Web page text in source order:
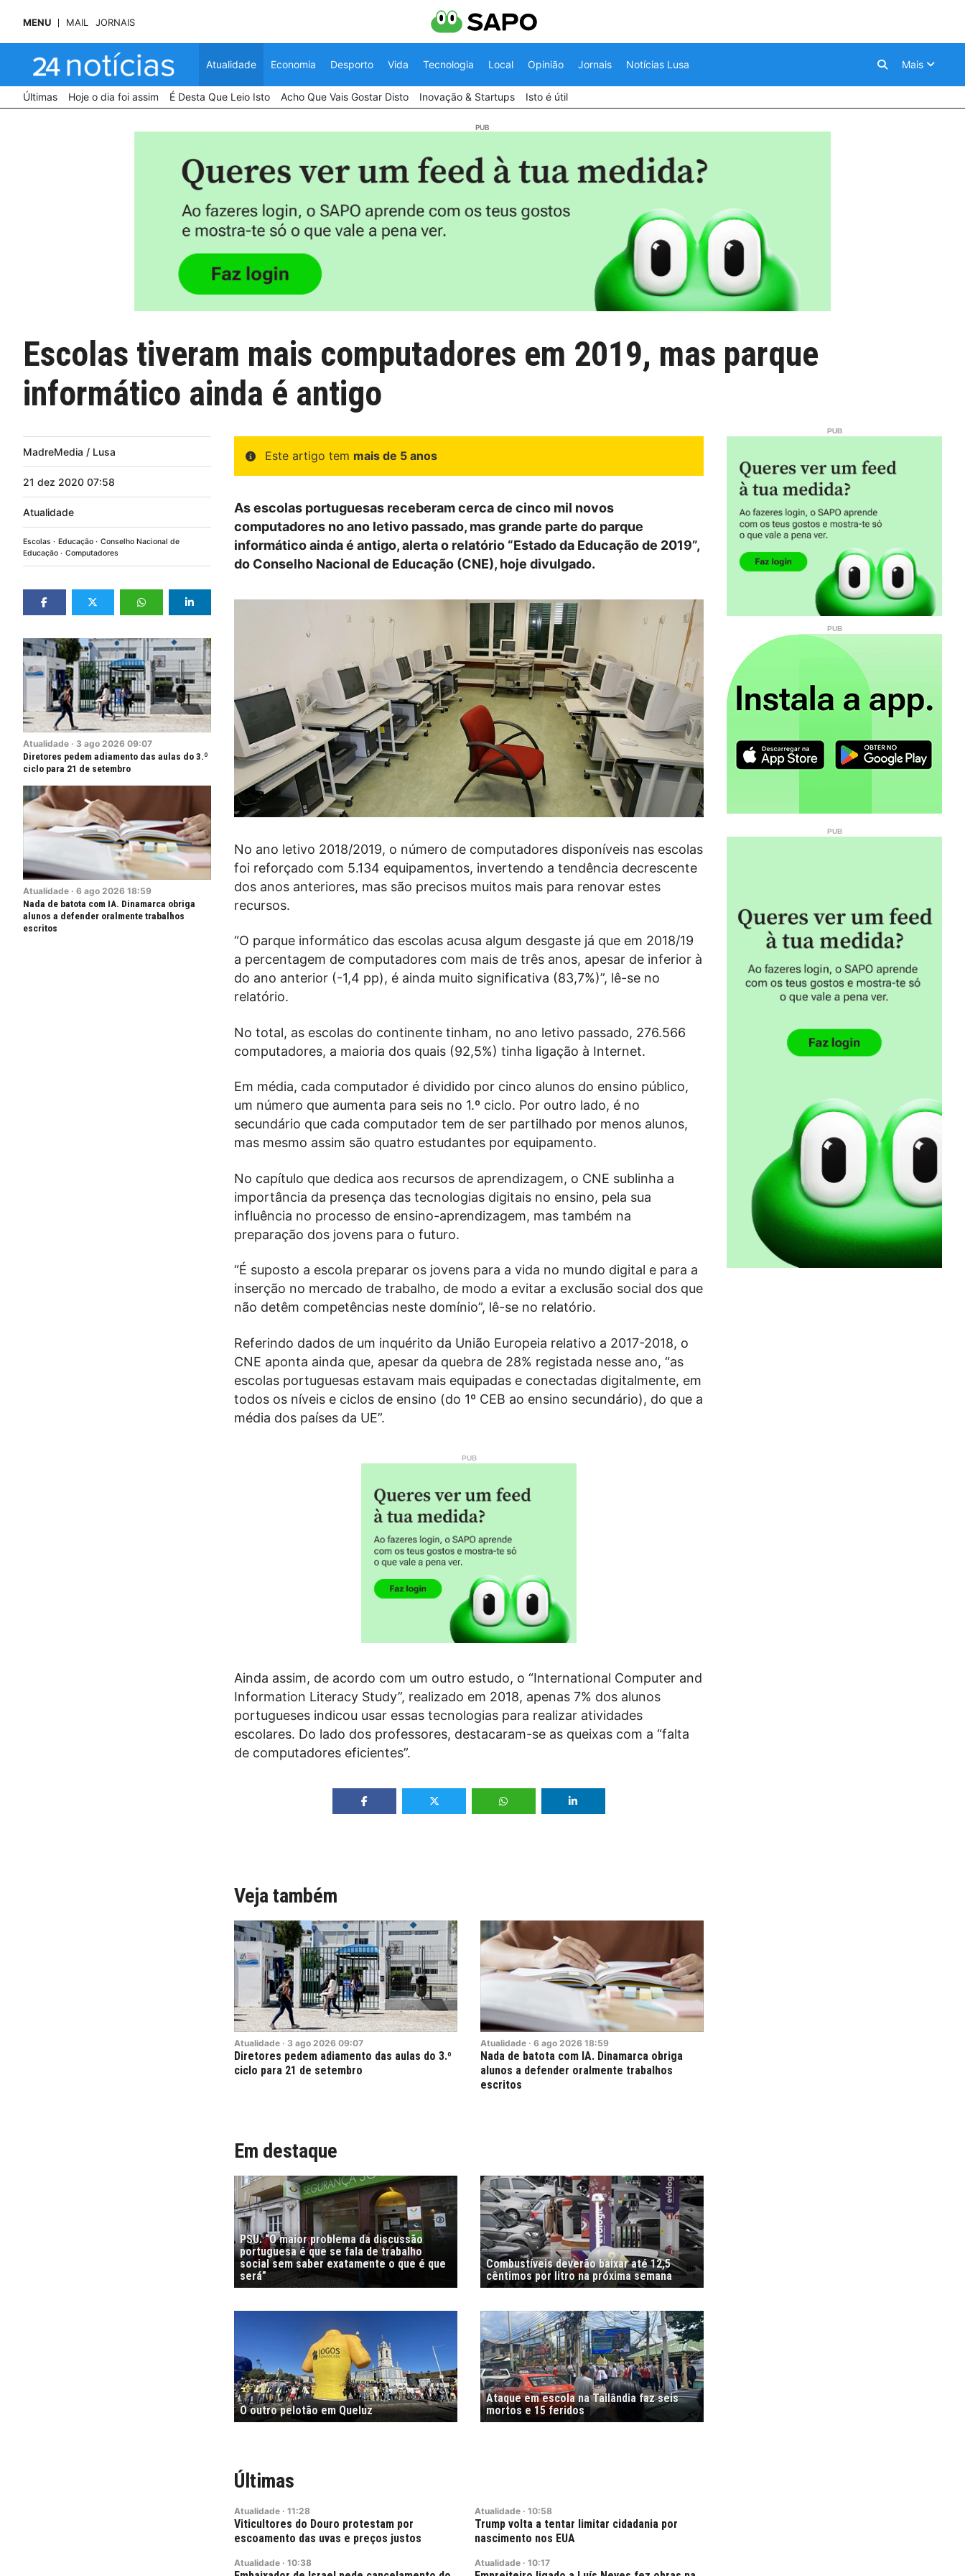
MENU MAIL JORNAIS
Atualidade Economia Desporto Vida Tecnologia Local Opinião Jornais Notícias Lusa Mais
Últimas Hoje o dia foi assim É Desta Que Leio Isto Acho Que Vais Gostar Disto Inovação & Startups Isto é útil
Escolas tiveram mais computadores em 2019, mas parque
informático ainda é antigo
MadreMedia / Lusa
21 dez 2020 07:58
Atualidade
Escolas Educação
Conselho Nacional de
Educação
Computadores
Atualidade · 3 ago 2026 09:07
Diretores pedem adiamento das aulas do 3.º
ciclo para 21 de setembro
Atualidade · 6 ago 2026 18:59
Nada de batota com IA. Dinamarca obriga
alunos a defender oralmente trabalhos
escritos
Este artigo tem mais de 5 anos
As escolas portuguesas receberam cerca de cinco mil novos
computadores no ano letivo passado, mas grande parte do parque
informático ainda é antigo, alerta o relatório “Estado da Educação de 2019”,
do Conselho Nacional de Educação (CNE), hoje divulgado.
No ano letivo 2018/2019, o número de computadores disponíveis nas escolas
foi reforçado com 5.134 equipamentos, invertendo a tendência decrescente
dos anos anteriores, mas são precisos muitos mais para renovar estes
recursos.
“O parque informático das escolas acusa algum desgaste já que em 2018/19
a percentagem de computadores com mais de três anos, apesar de inferior à
do ano anterior (-1,4 pp), é ainda muito significativa (83,7%)”, lê-se no
relatório.
No total, as escolas do continente tinham, no ano letivo passado, 276.566
computadores, a maioria dos quais (92,5%) tinha ligação à Internet.
Em média, cada computador é dividido por cinco alunos do ensino público,
um número que aumenta para seis no 1.º ciclo. Por outro lado, é no
secundário que cada computador tem de ser partilhado por menos alunos,
mas mesmo assim são quatro estudantes por equipamento.
No capítulo que dedica aos recursos de aprendizagem, o CNE sublinha a
importância da presença das tecnologias digitais no ensino, pela sua
influência no processo de ensino-aprendizagem, mas também na
preparação dos jovens para o futuro.
“É suposto a escola preparar os jovens para a vida no mundo digital e para a
inserção no mercado de trabalho, de modo a evitar a exclusão social dos que
não detêm competências neste domínio”, lê-se no relatório.
Referindo dados de um inquérito da União Europeia relativo a 2017-2018, o
CNE aponta ainda que, apesar da quebra de 28% registada nesse ano, “as
escolas portuguesas estavam mais equipadas e conectadas digitalmente, em
todos os níveis e ciclos de ensino (do 1º CEB ao ensino secundário), do que a
média dos países da UE”.
Ainda assim, de acordo com um outro estudo, o “International Computer and
Information Literacy Study”, realizado em 2018, apenas 7% dos alunos
portugueses indicou usar essas tecnologias para realizar atividades
escolares. Do lado dos professores, destacaram-se as queixas com a “falta
de computadores eficientes”.
Veja também
Atualidade · 3 ago 2026 09:07
Diretores pedem adiamento das aulas do 3.º
ciclo para 21 de setembro
Atualidade · 6 ago 2026 18:59
Nada de batota com IA. Dinamarca obriga
alunos a defender oralmente trabalhos
escritos
Em destaque
PSU. “O maior problema da discussão
portuguesa é que se fala de trabalho
social sem saber exatamente o que é que
será”
Combustíveis deverão baixar até 12,5
cêntimos por litro na próxima semana
O outro pelotão em Queluz
Ataque em escola na Tailândia faz seis
mortos e 15 feridos
Últimas
Atualidade · 11:28
Viticultores do Douro protestam por
escoamento das uvas e preços justos
Atualidade · 10:58
Trump volta a tentar limitar cidadania por
nascimento nos EUA
Atualidade · 10:38 Atualidade · 10:17